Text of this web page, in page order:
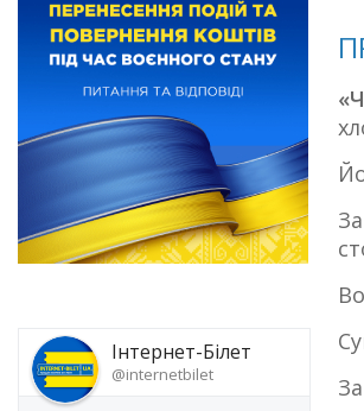
Інтернет-Білет
@internetbilet